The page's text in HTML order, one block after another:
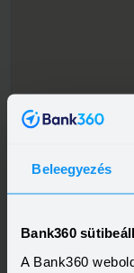
Beleegyezés
Bank360
A Bank360